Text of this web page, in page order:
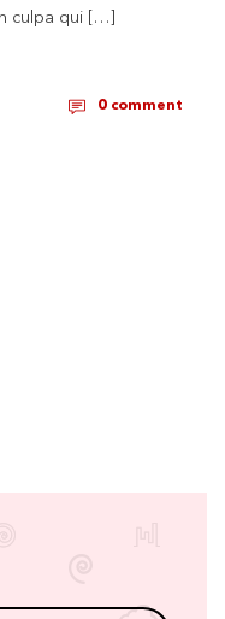
culpa qui […]
0 comment